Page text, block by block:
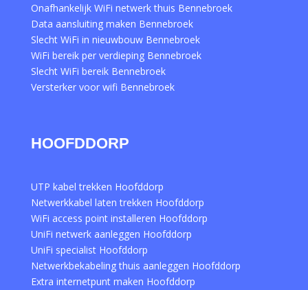
Onafhankelijk WiFi netwerk thuis Bennebroek
Data aansluiting maken Bennebroek
Slecht WiFi in nieuwbouw Bennebroek
WiFi bereik per verdieping Bennebroek
Slecht WiFi bereik Bennebroek
Versterker voor wifi Bennebroek
HOOFDDORP
UTP kabel trekken Hoofddorp
Netwerkkabel laten trekken Hoofddorp
WiFi access point installeren Hoofddorp
UniFi netwerk aanleggen Hoofddorp
UniFi specialist Hoofddorp
Netwerkbekabeling thuis aanleggen Hoofddorp
Extra internetpunt maken Hoofddorp